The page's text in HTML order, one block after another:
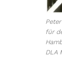
für
DLA